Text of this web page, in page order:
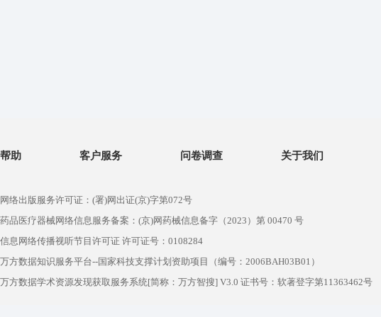
帮助 客户服务 问卷调查 关于我们
网络出版服务许可证：(署)网出证(京)字第072号
药品医疗器械网络信息服务备案：(京)网药械信息备字（2023）第 00470 号
信息网络传播视听节目许可证 许可证号：0108284
万方数据知识服务平台--国家科技支撑计划资助项目（编号：2006BAH03B01）
万方数据学术资源发现获取服务系统[简称：万方智搜] V3.0 证书号：软著登字第11363462号